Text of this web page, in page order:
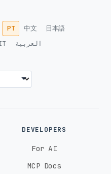
PT 中文
日本語
العربية
DEVELOPERS
For AI
MCP Docs